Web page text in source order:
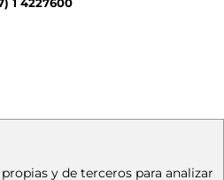
y de terceros para analizar